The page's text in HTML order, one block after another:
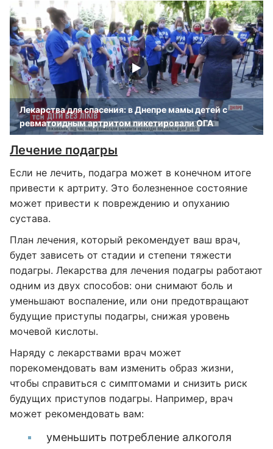
Лекарства для спасения: в Днепре мамы детей с
ревматоидным артритом пикетировали ОГА
Лечение подагры
Если не лечить, подагра может в конечном итоге
привести к артриту. Это болезненное состояние
может привести к повреждению и опуханию
сустава.
План лечения, который рекомендует ваш врач,
будет зависеть от стадии и степени тяжести
подагры. Лекарства для лечения подагры работают
одним из двух способов: они снимают боль и
уменьшают воспаление, или они предотвращают
будущие приступы подагры, снижая уровень
мочевой кислоты.
Наряду с лекарствами врач может
порекомендовать вам изменить образ жизни,
чтобы справиться с симптомами и снизить риск
будущих приступов подагры. Например, врач
может рекомендовать вам:
уменьшить потребление алкоголя